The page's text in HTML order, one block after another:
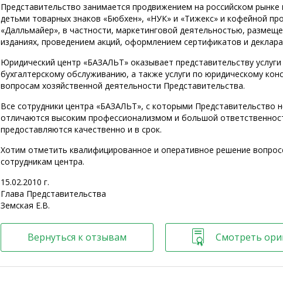
Представительство занимается продвижением на российском рынке
детьми товарных знаков «Бюбхен», «НУК» и «Тижекс» и кофейной
«Далльмайер», в частности, маркетинговой деятельностью,
изданиях, проведением акций, оформлением сертификатов и
Юридический центр «БАЗАЛЬТ» оказывает представительству
бухгалтерскому обслуживанию, а также услуги по юридическому
вопросам хозяйственной деятельности Представительства.
Все сотрудники центра «БАЗАЛЬТ», с которыми Представительство
отличаются высоким профессионализмом и большой
предоставляются качественно и в срок.
Хотим отметить квалифицированное и оперативное решение
сотрудникам центра.
15.02.2010 г.
Глава Представительства
Земская Е.В.
Вернуться к отзывам Смотреть